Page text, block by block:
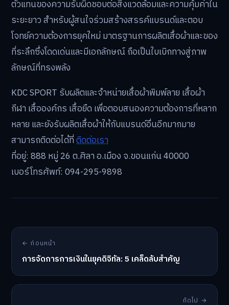
ตัวแทนของความรับผิดชอบต่อสิ่งแวดล้อมและความคุ้มค่าใน
ระยะยาว สำหรับผู้สนใจร่วมสร้างสรรค์แบรนด์และตอบ
โจทย์ความต้องการยุคใหม่ มาตรฐานการผลิตเสื้อผ้าและของ
ที่ระลึกซึ่งโดดเด่นและมีเอกลักษณ์ ถือเป็นใบเบิกทางสู่ภาพ
ลักษณ์ที่ทรงพลัง
KDC SPORT รับผลิตและจำหน่ายเสื้อผ้าพิมพ์ลาย เสื้อผ้า
กีฬา เสื้อองค์กร เสื้อยืด เพื่อตอบสนองความต้องการที่หลาก
หลาย และยังรับผลิตเสื้อผ้าให้กับแบรนด์อื่นอีกมากมาย
สามารถติดต่อได้ที่ติดต่อเรา
ที่อยู่: 888 หมู่ 26 ต.ศิลา อ.เมือง จ.ขอนแก่น 40000
เบอร์โทรศัพท์: 094-295-9898
← ก่อนหน้า
การจัดการการเงินในยุคดิจิทัล: 5 เคล็ดลับสำคัญ
ถัดไป →